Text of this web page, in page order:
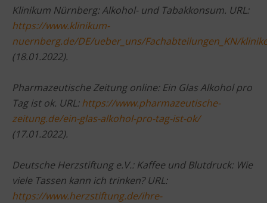
Klinikum Nürnberg: Alkohol- und Tabakkonsum. URL:
https://www.klinikum-
nuernberg.de/DE/ueber_uns/Fachabteilungen_KN/
(18.01.2022).
Pharmazeutische Zeitung online: Ein Glas Alkohol pro
Tag ist ok. URL:https://www.pharmazeutische-
zeitung.de/ein-glas-alkohol-pro-tag-ist-ok/
(17.01.2022).
Deutsche Herzstiftung e.V.: Kaffee und Blutdruck: Wie
viele Tassen kann ich trinken? URL:
https://www.herzstiftung.de/ihre-